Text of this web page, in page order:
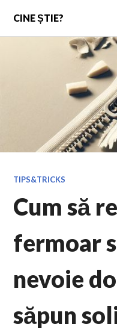
content
CINE ȘTIE?
TIPS&TRICKS
Cum să
fermoar
nevoie
săpun